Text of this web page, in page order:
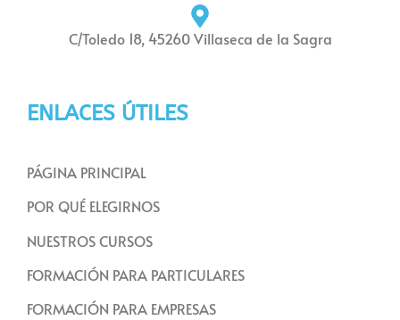
C/Toledo 18, 45260 Villaseca de la Sagra
ENLACES ÚTILES
PÁGINA PRINCIPAL
POR QUÉ ELEGIRNOS
NUESTROS CURSOS
FORMACIÓN PARA PARTICULARES
FORMACIÓN PARA EMPRESAS